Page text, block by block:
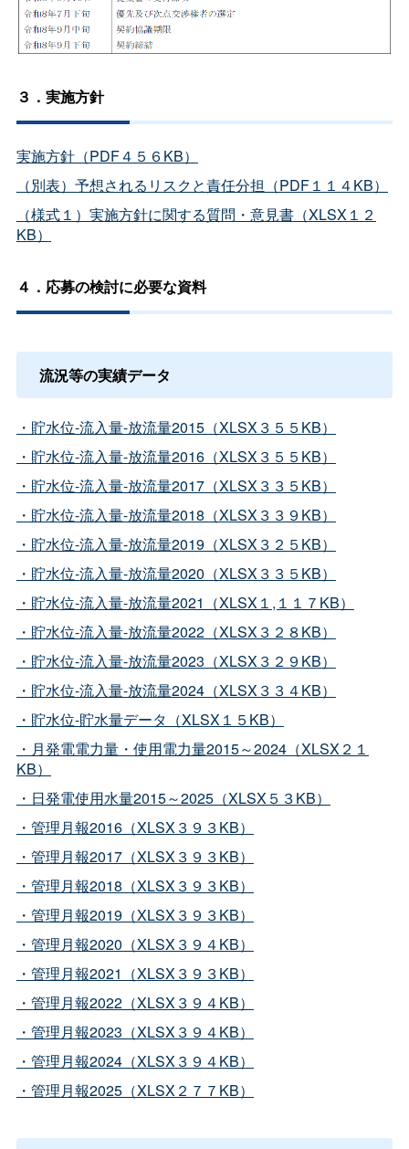
３．実施方針
実施方針（PDF４５６KB）
（別表）予想されるリスクと責任分担（PDF１１４KB）
（様式１）実施方針に関する質問・意見書（XLSX１２
KB）
４．応募の検討に必要な資料
流況等の実績データ
・貯水位-流入量-放流量2015（XLSX３５５KB）
・貯水位-流入量-放流量2016（XLSX３５５KB）
・貯水位-流入量-放流量2017（XLSX３３５KB）
・貯水位-流入量-放流量2018（XLSX３３９KB）
・貯水位-流入量-放流量2019（XLSX３２５KB）
・貯水位-流入量-放流量2020（XLSX３３５KB）
・貯水位-流入量-放流量2021（XLSX１,１１７KB）
・貯水位-流入量-放流量2022（XLSX３２８KB）
・貯水位-流入量-放流量2023（XLSX３２９KB）
・貯水位-流入量-放流量2024（XLSX３３４KB）
・貯水位-貯水量データ（XLSX１５KB）
・月発電電力量・使用電力量2015～2024（XLSX２１
KB）
・日発電使用水量2015～2025（XLSX５３KB）
・管理月報2016（XLSX３９３KB）
・管理月報2017（XLSX３９３KB）
・管理月報2018（XLSX３９３KB）
・管理月報2019（XLSX３９３KB）
・管理月報2020（XLSX３９４KB）
・管理月報2021（XLSX３９３KB）
・管理月報2022（XLSX３９４KB）
・管理月報2023（XLSX３９４KB）
・管理月報2024（XLSX３９４KB）
・管理月報2025（XLSX２７７KB）